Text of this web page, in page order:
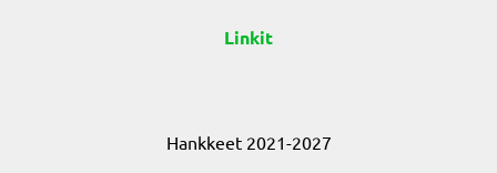
Linkit
Hankkeet 2021-2027